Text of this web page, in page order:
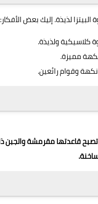
لذيذة. إليك بعض الأفكار:
كلاسيكية ولذيذة.
مميزة.
وقوام رائعين.